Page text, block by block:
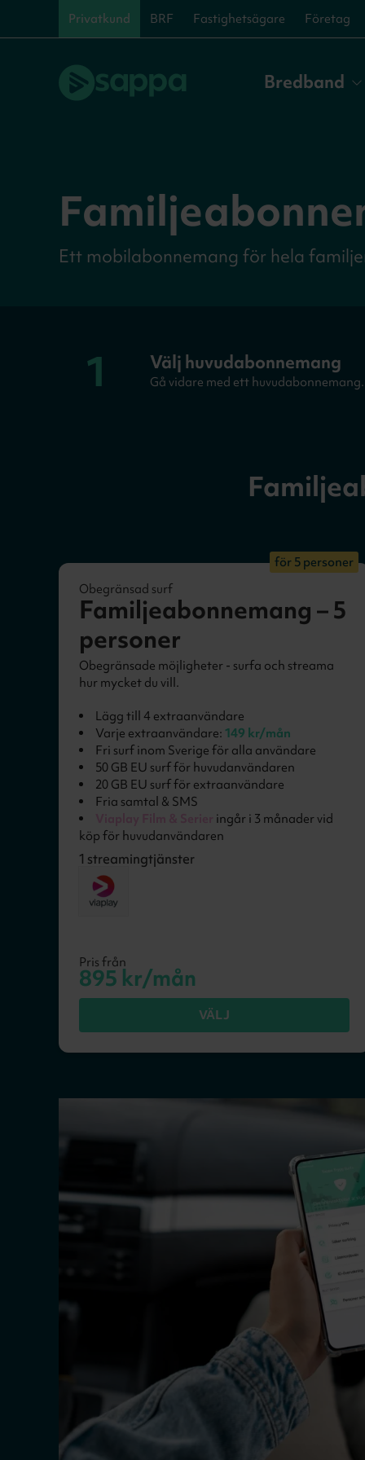
Privatkund BRF Fastighetsägare Företag
Bredband
Ett mobilabonnemang för hela
1 Välj huvudabonnemang
Gå vidare med ett huvudabonnemang.
för 5 personer
Obegränsad surf
Familjeabonnemang – 5
personer
Obegränsade möjligheter - surfa och streama
hur mycket du vill.
Lägg till 4 extraanvändare
Varje extraanvändare: 149 kr/mån
Fri surf inom Sverige för alla användare
50 GB EU surf för huvudanvändaren
20 GB EU surf för extraanvändare
Fria samtal & SMS
ingår i 3 månader vid
köp för huvudanvändaren
1 streamingtjänster
Pris från
895 kr/mån
VÄLJ